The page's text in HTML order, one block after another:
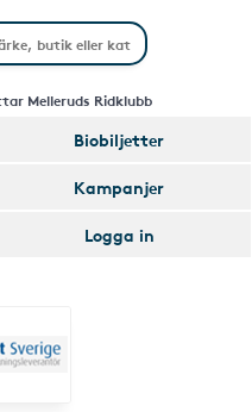
Melleruds Ridklubb
Biobiljetter
Kampanjer
Logga in